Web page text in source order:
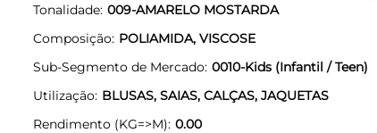
Tonalidade 009-AMARELO MOSTARDA
Composição POLIAMIDA, VISCOSE
Sub-Segmento de Mercado 0010-Kids (Infantil / Teen)
Utilização BLUSAS, SAIAS, CALÇAS, JAQUETAS
Rendimento (KG=>M) 0.00